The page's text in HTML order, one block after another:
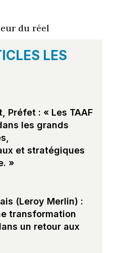
du réel
LES
Préfet : « Les TAAF
les grands
et stratégiques
»
(Leroy Merlin) :
transformation
un retour aux